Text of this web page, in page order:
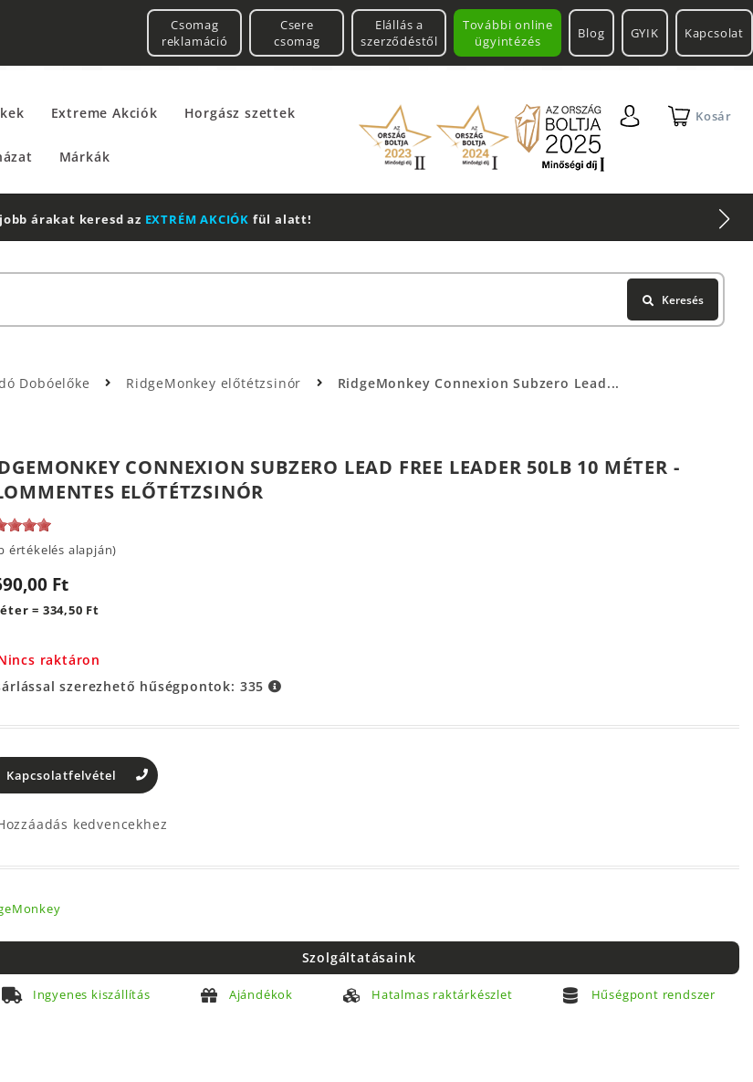
További online
ügyintézés
Csomag
reklamáció
Csere
csomag
Elállás a
szerződéstől
Blog GYIK Kapcsolat
Extreme Akciók Horgász szettek
Márkák
Kosár
Aero Technium +LeathermanMultitool
Keresés
Dobóelőke RidgeMonkey előtétzsinór RidgeMonkey Connexion Subzero Lead...
CONNEXION SUBZERO LEAD FREE LEADER 50LB 10 MÉTER -
ELŐTÉTZSINÓR
értékelés alapján)
Ft
= 334,50 Ft
raktáron
szerezhető hűségpontok: 335
Kapcsolatfelvétel
kedvencekhez
Szolgáltatásaink
Ingyenes kiszállítás Ajándékok Hatalmas raktárkészlet Hűségpont rendszer